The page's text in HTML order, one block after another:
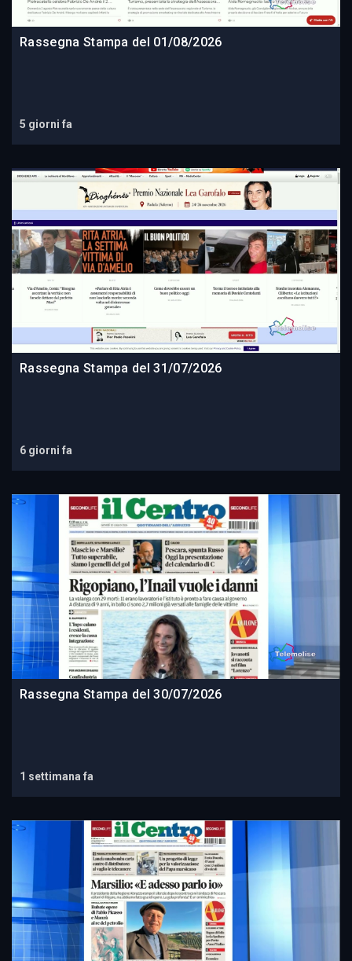
Rassegna Stampa del 01/08/2026
5 giorni fa
Rassegna Stampa del 31/07/2026
6 giorni fa
Rassegna Stampa del 30/07/2026
1 settimana fa